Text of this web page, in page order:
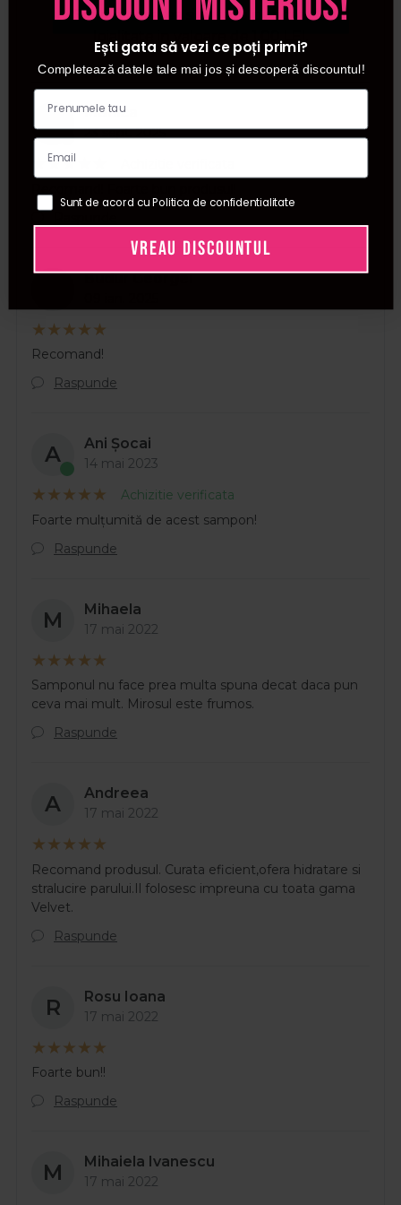
Scrie-ti parerea si castiga puncte de
loialitate in valoare de 1,00 LEI.
M Monica
23 sept. 2025
Budur Georgel
Recomand!
Raspunde
A Ani Șocai
14 mai 2023
Achizitie verificata
Foarte mulțumită de acest sampon!
Raspunde
M Mihaela
17 mai 2022
Samponul nu face prea multa spuna decat daca pun
ceva mai mult. Mirosul este frumos.
Raspunde
A Andreea
17 mai 2022
Recomand produsul. Curata eficient,ofera hidratare si
stralucire parului.Il folosesc impreuna cu toata gama
Velvet.
Raspunde
R Rosu Ioana
17 mai 2022
Foarte bun!!
Raspunde
M Mihaiela Ivanescu
17 mai 2022
Ești gata să vezi ce poți primi?
Completează datele tale mai jos și descoperă discountul!
Sunt de acord cu Politica de confidentialitate
VREAU DISCOUNTUL